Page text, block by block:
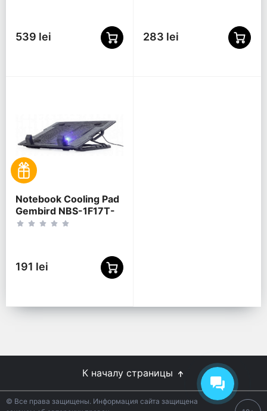
539 lei 283 lei
Notebook Cooling Pad
Gembird NBS-1F17T-
01, up to 17'', 1x150
191 lei
К началу страницы
© Все права защищены. Информация сайта защищена